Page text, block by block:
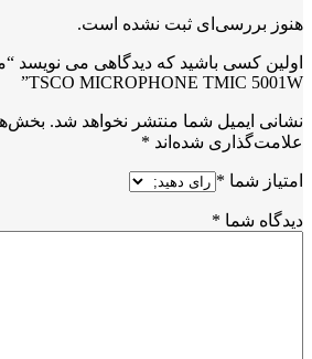
هنوز بررسی‌ای ثبت نشده است.
اولین کسی باشید که دیدگاهی می نویسد
TSCO MICROPHONE TMIC 5001W”
نشانی ایمیل شما منتشر نخواهد شد.
علامت‌گذاری شده‌اند *
امتیاز شما *
دیدگاه شما *